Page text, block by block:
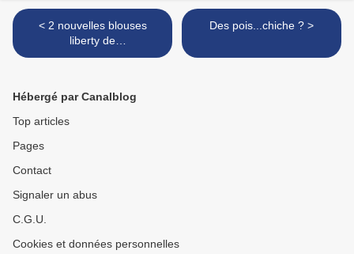
< 2 nouvelles blouses
liberty de
BLEUPETITSPOIS dans la
Des pois...chiche ? >
Hébergé par Canalblog
Top articles
Pages
Contact
Signaler un abus
C.G.U.
Cookies et données personnelles